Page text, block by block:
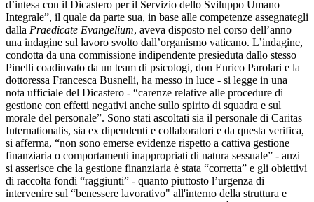
d’intesa con il Dicastero per il Servizio dello Sviluppo Umano
Integrale”, il quale da parte sua, in base alle competenze assegnategli
dalla Praedicate Evangelium, aveva disposto nel corso dell’anno
una indagine sul lavoro svolto dall’organismo vaticano. L’indagine,
condotta da una commissione indipendente presieduta dallo stesso
Pinelli coadiuvato da un team di psicologi, don Enrico Parolari e la
dottoressa Francesca Busnelli, ha messo in luce - si legge in una
nota ufficiale del Dicastero - “carenze relative alle procedure di
gestione con effetti negativi anche sullo spirito di squadra e sul
morale del personale”. Sono stati ascoltati sia il personale di Caritas
Internationalis, sia ex dipendenti e collaboratori e da questa verifica,
si afferma, “non sono emerse evidenze rispetto a cattiva gestione
finanziaria o comportamenti inappropriati di natura sessuale” - anzi
si asserisce che la gestione finanziaria è stata “corretta” e gli obiettivi
di raccolta fondi “raggiunti” - quanto piuttosto l’urgenza di
intervenire sul “benessere lavorativo" all'interno della struttura e